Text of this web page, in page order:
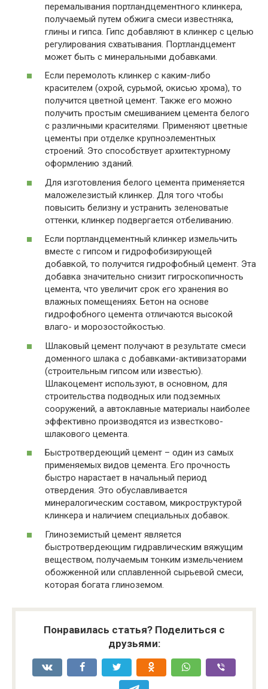
перемалывания портландцементного клинкера,
получаемый путем обжига смеси известняка,
глины и гипса. Гипс добавляют в клинкер с целью
регулирования схватывания. Портландцемент
может быть с минеральными добавками.
Если перемолоть клинкер с каким-либо
красителем (охрой, сурьмой, окисью хрома), то
получится цветной цемент. Также его можно
получить простым смешиванием цемента белого
с различными красителями. Применяют цветные
цементы при отделке крупноэлементных
строений. Это способствует архитектурному
оформлению зданий.
Для изготовления белого цемента применяется
маложелезистый клинкер. Для того чтобы
повысить белизну и устранить зеленоватые
оттенки, клинкер подвергается отбеливанию.
Если портландцементный клинкер измельчить
вместе с гипсом и гидрофобизирующей
добавкой, то получится гидрофобный цемент. Эта
добавка значительно снизит гигроскопичность
цемента, что увеличит срок его хранения во
влажных помещениях. Бетон на основе
гидрофобного цемента отличаются высокой
влаго- и морозостойкостью.
Шлаковый цемент получают в результате смеси
доменного шлака с добавками-активизаторами
(строительным гипсом или известью).
Шлакоцемент используют, в основном, для
строительства подводных или подземных
сооружений, а автоклавные материалы наиболее
эффективно производятся из известково-
шлакового цемента.
Быстротвердеющий цемент – один из самых
применяемых видов цемента. Его прочность
быстро нарастает в начальный период
отвердения. Это обуславливается
минералогическим составом, микроструктурой
клинкера и наличием специальных добавок.
Глиноземистый цемент является
быстротвердеющим гидравлическим вяжущим
веществом, получаемым тонким измельчением
обожженной или сплавленной сырьевой смеси,
которая богата глиноземом.
Понравилась статья? Поделиться с
друзьями: